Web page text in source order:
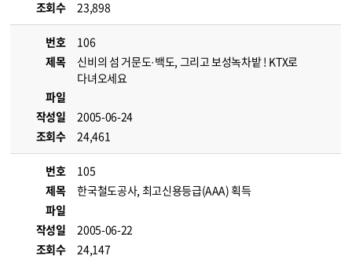
조회수
23,898
번호
106
제목
신비의 섬 거문도·백도, 그리고 보성녹차밭 ! KTX로
다녀오세요
파일
작성일
2005-06-24
조회수
24,461
번호
105
제목
한국철도공사, 최고신용등급(AAA) 획득
파일
작성일
2005-06-22
조회수
24,147